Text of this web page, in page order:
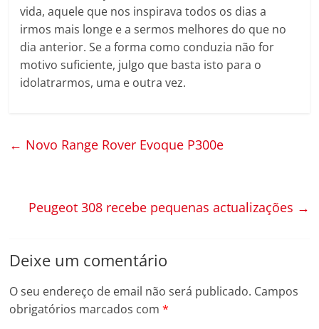
vida, aquele que nos inspirava todos os dias a
irmos mais longe e a sermos melhores do que no
dia anterior. Se a forma como conduzia não for
motivo suficiente, julgo que basta isto para o
idolatrarmos, uma e outra vez.
← Novo Range Rover Evoque P300e
Peugeot 308 recebe pequenas actualizações →
Deixe um comentário
O seu endereço de email não será publicado. Campos
obrigatórios marcados com*